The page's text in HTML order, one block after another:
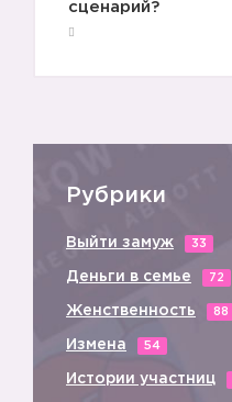
сценарий?
Рубрики
Выйти замуж 33
Деньги в семье 72
Женственность 88
Измена 54
Истории участниц